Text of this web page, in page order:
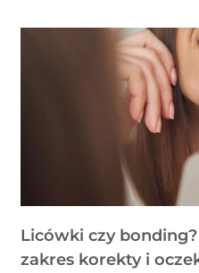
Licówki czy
zakres korekty i